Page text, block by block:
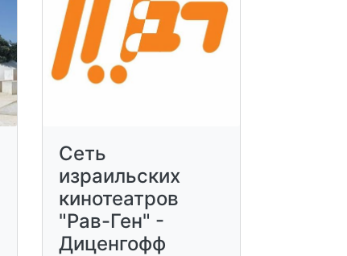
Сеть
израильских
кинотеатров
"Рав-Ген" -
Диценгофф